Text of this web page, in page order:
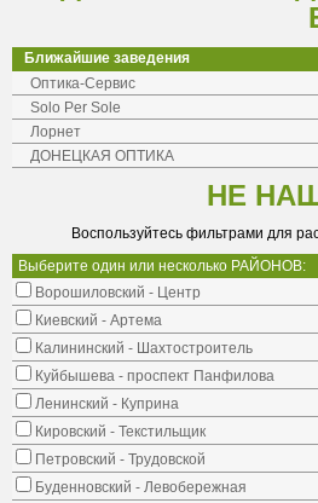
Ближайшие заведения
Оптика-Сервис
Solo Per Sole
Лорнет
ДОНЕЦКАЯ ОПТИКА
НЕ
Воспользуйтесь фильтрами для
Выберите один или несколько РАЙОНОВ:
Ворошиловский - Центр
Киевский - Артема
Калининский - Шахтостроитель
Куйбышева - проспект Панфилова
Ленинский - Куприна
Кировский - Текстильщик
Петровский - Трудовской
Буденновский - Левобережная